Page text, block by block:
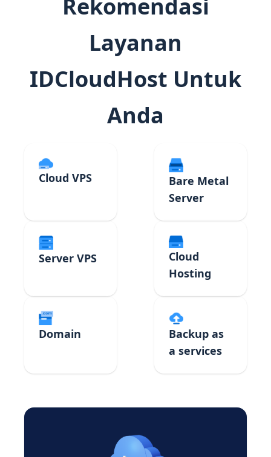
Rekomendasi
Layanan
IDCloudHost Untuk
Anda
Cloud VPS
Bare Metal
Server
Server VPS
Cloud
Hosting
Domain
Backup as
a services